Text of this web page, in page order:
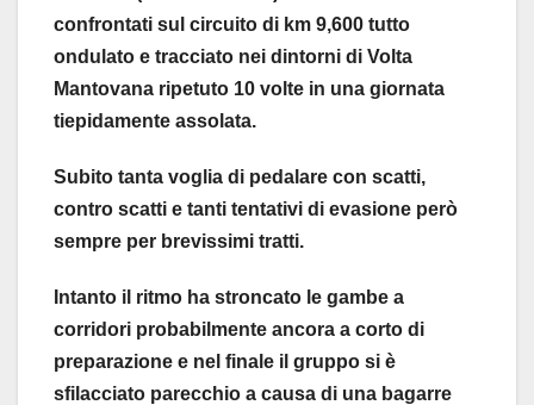
confrontati sul circuito di km 9,600 tutto
ondulato e tracciato nei dintorni di Volta
Mantovana ripetuto 10 volte in una giornata
tiepidamente assolata.
Subito tanta voglia di pedalare con scatti,
contro scatti e tanti tentativi di evasione però
sempre per brevissimi tratti.
Intanto il ritmo ha stroncato le gambe a
corridori probabilmente ancora a corto di
preparazione e nel finale il gruppo si è
sfilacciato parecchio a causa di una bagarre